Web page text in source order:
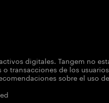
digitales. Tangem no
transacciones de los
sobre el uso